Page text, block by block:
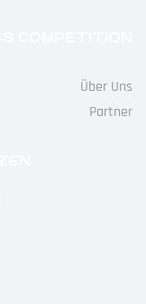
Über Uns
Partner